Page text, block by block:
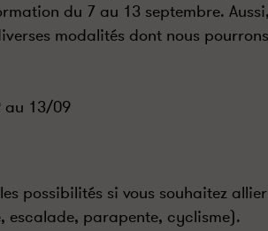
du 7 au 13 septembre.
modalités dont nous
au 13/09
possibilités si vous souhaitez
escalade, parapente, cyclisme).